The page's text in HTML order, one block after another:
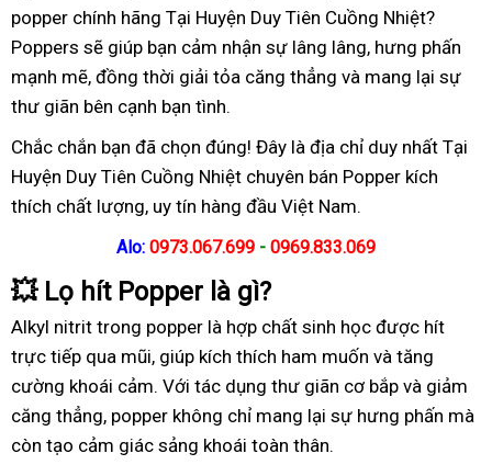
popper chính hãng Tại Huyện Duy Tiên Cuồng Nhiệt?
Poppers sẽ giúp bạn cảm nhận sự lâng lâng, hưng phấn
mạnh mẽ, đồng thời giải tỏa căng thẳng và mang lại sự
thư giãn bên cạnh bạn tình.
Chắc chắn bạn đã chọn đúng! Đây là địa chỉ duy nhất Tại
Huyện Duy Tiên Cuồng Nhiệt chuyên bán Popper kích
thích chất lượng, uy tín hàng đầu Việt Nam.
Alo: 0973.067.699 - 0969.833.069
💥 Lọ hít Popper là gì?
Alkyl nitrit trong popper là hợp chất sinh học được hít
trực tiếp qua mũi, giúp kích thích ham muốn và tăng
cường khoái cảm. Với tác dụng thư giãn cơ bắp và giảm
căng thẳng, popper không chỉ mang lại sự hưng phấn mà
còn tạo cảm giác sảng khoái toàn thân.